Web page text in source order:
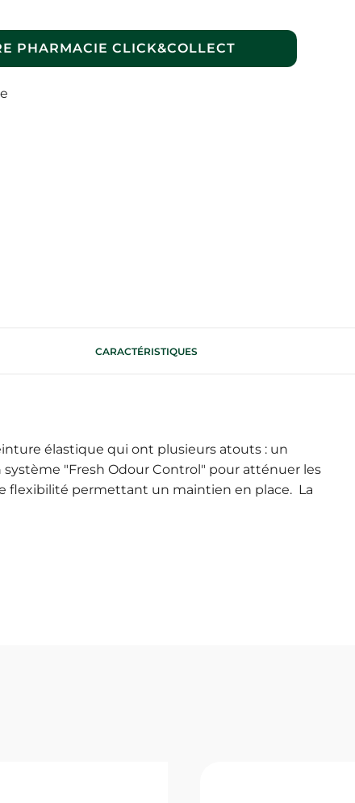
PHARMACIE CLICK&COLLECT
CARACTÉRISTIQUES
élastique qui ont plusieurs atouts : un
"Fresh Odour Control" pour atténuer les
flexibilité permettant un maintien en place. La